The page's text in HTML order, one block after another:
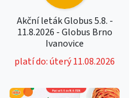
Akční leták Globus 5.8. -
11.8.2026 - Globus Brno
Ivanovice
platí do: úterý 11.08.2026